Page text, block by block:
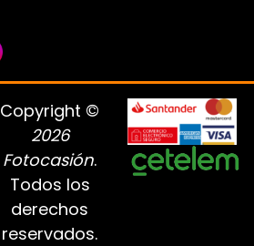
Copyright ©
2026
Fotocasión.
Todos los
derechos
reservados.